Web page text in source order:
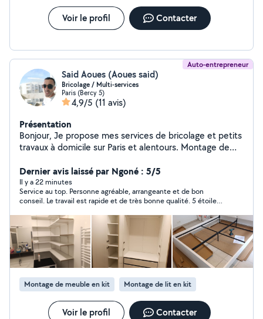
Voir le profil Contacter
Auto-entrepreneur
Said Aoues (Aoues said)
Bricolage / Multi-services
Paris (Bercy 5)
4,9/5 (11 avis)
Présentation
Bonjour, Je propose mes services de bricolage et petits
travaux à domicile sur Paris et alentours. Montage de
étagères, cadres) Petits travaux d'électricité (luminaires,
prises) Plomberie simple (robinet, siphon, débouchage)
Réparations diverses Nettoyage et entretien logement
/ Airbnb Sérieux, ponctuel et soigneux, j'ai l'habitude de
travailler chez des particuliers avec un vrai souci du
détail. Disponible rapidement Travail propre et efficace
N'hésitez pas à me contacter pour toute demande
Dernier avis laissé par Ngoné : 5/5
Il y a 22 minutes
Service au top. Personne agréable, arrangeante et de bon
conseil. Le travail est rapide et de très bonne qualité. 5 étoiles
Montage de meuble en kit Montage de lit en kit
Voir le profil Contacter